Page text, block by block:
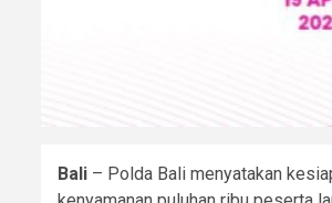
Bali – Polda Bali menyatakan